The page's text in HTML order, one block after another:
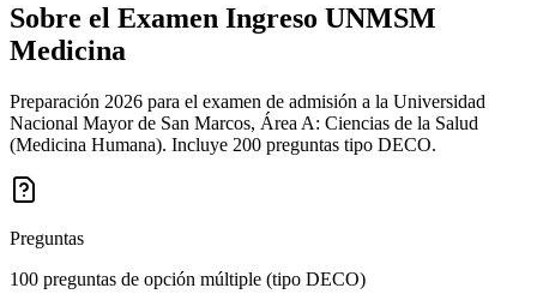
Sobre el Examen Ingreso UNMSM
Medicina
Preparación 2026 para el examen de admisión a la Universidad
Nacional Mayor de San Marcos, Área A: Ciencias de la Salud
(Medicina Humana). Incluye 200 preguntas tipo DECO.
Preguntas
100 preguntas de opción múltiple (tipo DECO)